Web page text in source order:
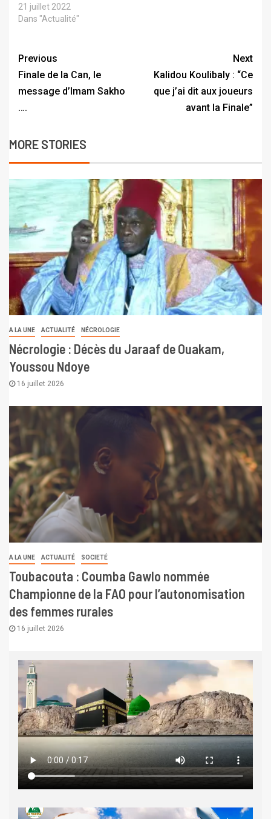
21 juillet 2022
Dans "Actualité"
Previous
Finale de la Can, le
message d’Imam Sakho
….
Next
Kalidou Koulibaly : “Ce
que j’ai dit aux joueurs
avant la Finale”
MORE STORIES
A LA UNE ACTUALITÉ NÉCROLOGIE
Nécrologie : Décès du Jaraaf de Ouakam,
Youssou Ndoye
16 juillet 2026
A LA UNE ACTUALITÉ SOCIETÉ
Toubacouta : Coumba Gawlo nommée
Championne de la FAO pour l’autonomisation
des femmes rurales
16 juillet 2026